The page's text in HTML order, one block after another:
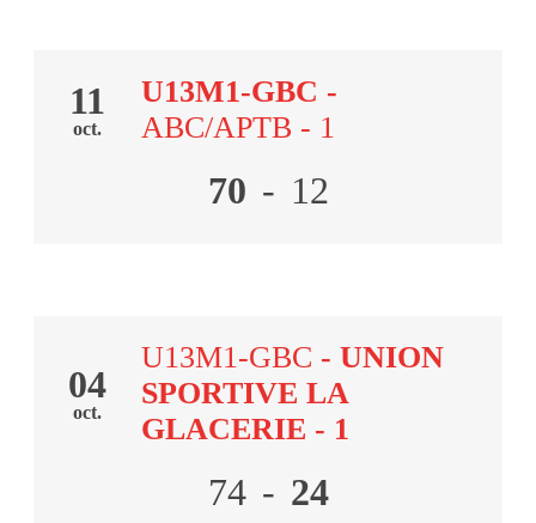
11
oct.
U13M1-GBC -
ABC/APTB - 1
70 - 12
04
oct.
U13M1-GBC - UNION
SPORTIVE LA
GLACERIE - 1
74 - 24